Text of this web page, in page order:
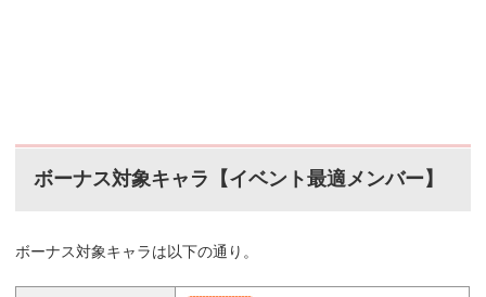
ボーナス対象キャラ【イベント最適メンバー】
ボーナス対象キャラは以下の通り。